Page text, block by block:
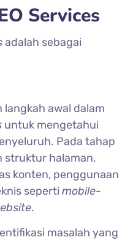
Services
adalah sebagai
langkah awal dalam
untuk mengetahui
Pada tahap
struktur halaman,
konten, penggunaan
sepertimobile-
.
masalah yang